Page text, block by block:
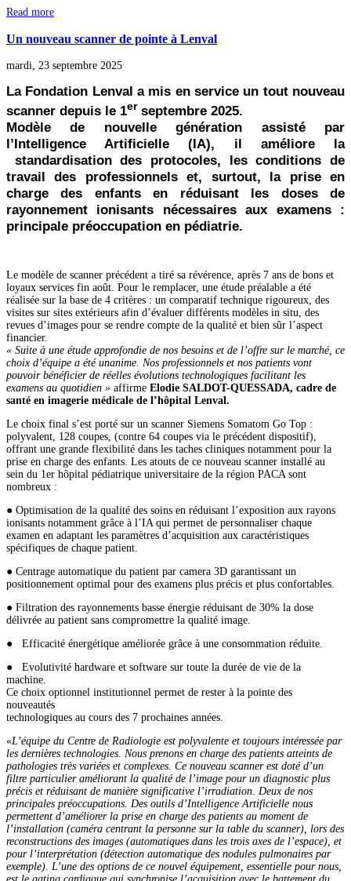
Read more
Un nouveau scanner de pointe à Lenval
mardi, 23 septembre 2025
La Fondation Lenval a mis en service un tout nouveau
scanner depuis le 1erseptembre 2025.
Modèle de nouvelle génération assisté par
l’Intelligence Artificielle (IA), il améliore la
standardisation des protocoles, les conditions de
travail des professionnels et, surtout, la prise en
charge des enfants en réduisant les doses de
rayonnement ionisants nécessaires aux examens :
principale préoccupation en pédiatrie.
Le modèle de scanner précédent a tiré sa révérence, après 7 ans de bons et
loyaux services fin août. Pour le remplacer, une étude préalable a été
réalisée sur la base de 4 critères : un comparatif technique rigoureux, des
visites sur sites extérieurs afin d’évaluer différents modèles in situ, des
revues d’images pour se rendre compte de la qualité et bien sûr l’aspect
financier.
« Suite à une étude approfondie de nos besoins et de l’offre sur le marché, ce
choix d’équipe a été unanime. Nos professionnels et nos patients vont
pouvoir bénéficier de réelles évolutions technologiques facilitant les
examens au quotidien » affirme Elodie SALDOT-QUESSADA, cadre de
santé en imagerie médicale de l’hôpital Lenval.
Le choix final s’est porté sur un scanner Siemens Somatom Go Top :
polyvalent, 128 coupes, (contre 64 coupes via le précédent dispositif),
offrant une grande flexibilité dans les taches cliniques notamment pour la
prise en charge des enfants. Les atouts de ce nouveau scanner installé au
sein du 1er hôpital pédiatrique universitaire de la région PACA sont
nombreux :
● Optimisation de la qualité des soins en réduisant l’exposition aux rayons
ionisants notamment grâce à l’IA qui permet de personnaliser chaque
examen en adaptant les paramètres d’acquisition aux caractéristiques
spécifiques de chaque patient.
● ​​Centrage automatique du patient par camera 3D garantissant un
positionnement optimal pour des examens plus précis et plus confortables.
● Filtration des rayonnements basse énergie réduisant de 30% la dose
délivrée au patient sans compromettre la qualité image.
● Efficacité énergétique améliorée grâce à une consommation réduite.
● Evolutivité hardware et software sur toute la durée de vie de la
machine.
Ce choix optionnel institutionnel permet de rester à la pointe des
nouveautés
technologiques au cours des 7 prochaines années.
«L’équipe du Centre de Radiologie est polyvalente et toujours intéressée par
les dernières technologies. Nous prenons en charge des patients atteints de
pathologies très variées et complexes. Ce nouveau scanner est doté d’un
filtre particulier améliorant la qualité de l’image pour un diagnostic plus
précis et réduisant de manière significative l’irradiation. Deux de nos
principales préoccupations. Des outils d’Intelligence Artificielle nous
permettent d’améliorer la prise en charge des patients au moment de
l’installation (caméra centrant la personne sur la table du scanner), lors des
reconstructions des images (automatiques dans les trois axes de l’espace), et
pour l’interprétation (détection automatique des nodules pulmonaires par
exemple). L’une des options de ce nouvel équipement, essentielle pour nous,